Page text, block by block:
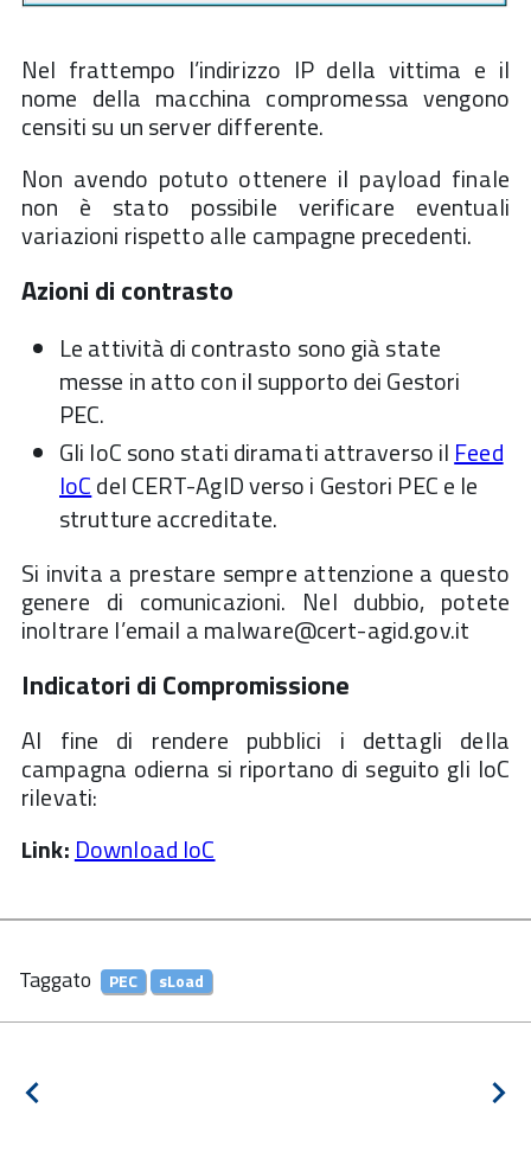
Nel frattempo l’indirizzo IP della vittima e il
nome della macchina compromessa vengono
censiti su un server differente.
Non avendo potuto ottenere il payload finale
non è stato possibile verificare eventuali
variazioni rispetto alle campagne precedenti.
Azioni di contrasto
Le attività di contrasto sono già state
messe in atto con il supporto dei Gestori
PEC.
Gli IoC sono stati diramati attraverso ilFeed
IoCdel CERT-AgID verso i Gestori PEC e le
strutture accreditate.
Si invita a prestare sempre attenzione a questo
genere di comunicazioni. Nel dubbio, potete
inoltrare l’email a malware@cert-agid.gov.it
Indicatori di Compromissione
Al fine di rendere pubblici i dettagli della
campagna odierna si riportano di seguito gli IoC
rilevati:
Link:Download IoC
Taggato PEC sLoad
Navigazione
Notizia